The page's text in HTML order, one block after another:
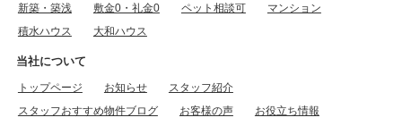
新築・築浅 敷金0・礼金0 ペット相談可
マンション
積水ハウス
大和ハウス
当社について
トップページ お知らせ
スタッフ紹介
スタッフおすすめ物件ブログ
お客様の声
お役立ち情報